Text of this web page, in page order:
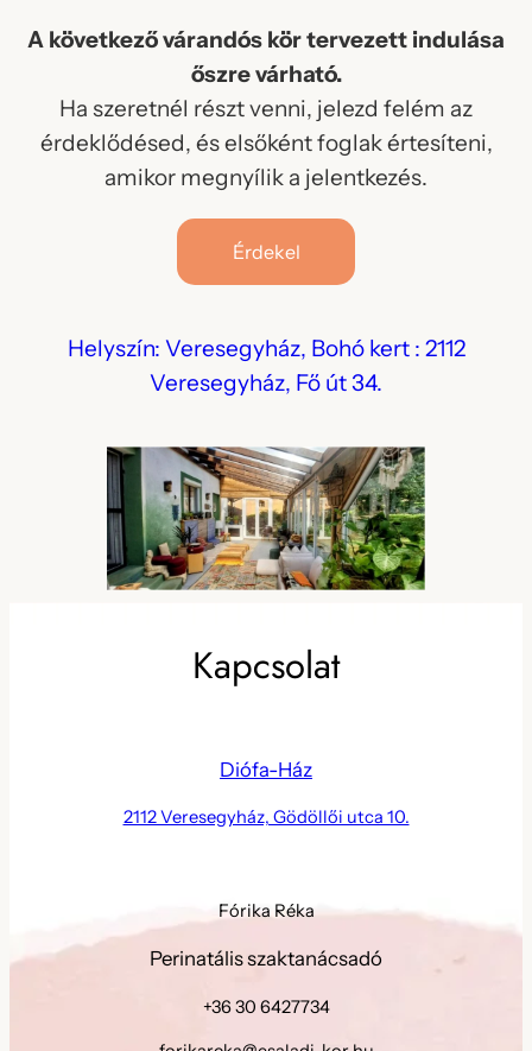
A következő várandós kör tervezett indulása
őszre várható.
Ha szeretnél részt venni, jelezd felém az
érdeklődésed, és elsőként foglak értesíteni,
amikor megnyílik a jelentkezés.
Érdekel
Helyszín: Veresegyház, Bohó kert : 2112
Veresegyház, Fő út 34.
Kapcsolat
Diófa-Ház
2112 Veresegyház, Gödöllői utca 10.
Fórika Réka
Perinatális szaktanácsadó
+36 30 6427734